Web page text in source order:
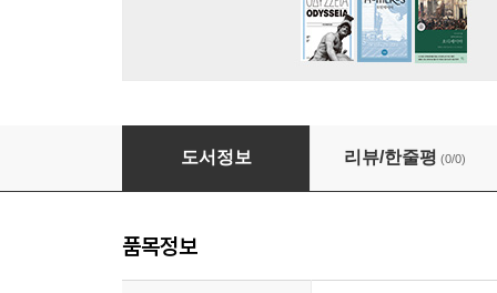
나를 세우는 기준
도서정보 리뷰/한줄평 (0/0)
품목정보